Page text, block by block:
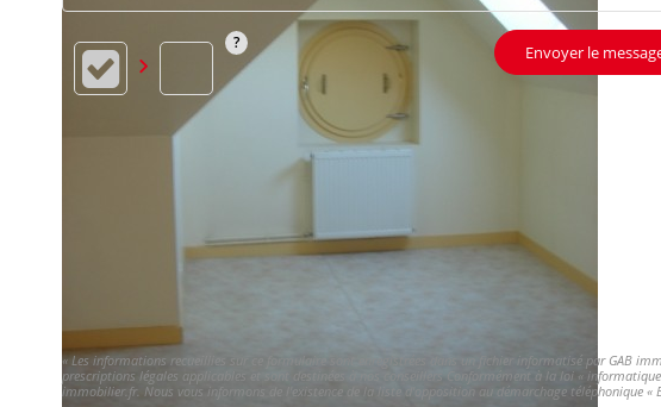
Envoyer le
« Les informations recueillies sur ce formulaire sont enregistrées dans un fichier informatisé par GAB
prescriptions légales applicables et sont destinées à nos conseillers Conformément à la loi «
immobilier.fr. Nous vous informons de l'existence de la liste d'opposition au démarchage téléphonique «